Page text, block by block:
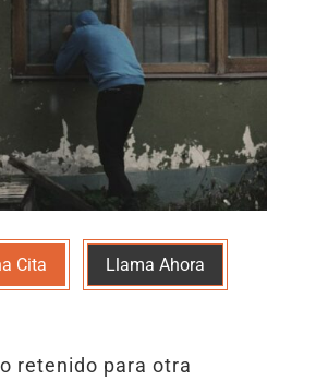
Cita Llama Ahora
retenido para otra